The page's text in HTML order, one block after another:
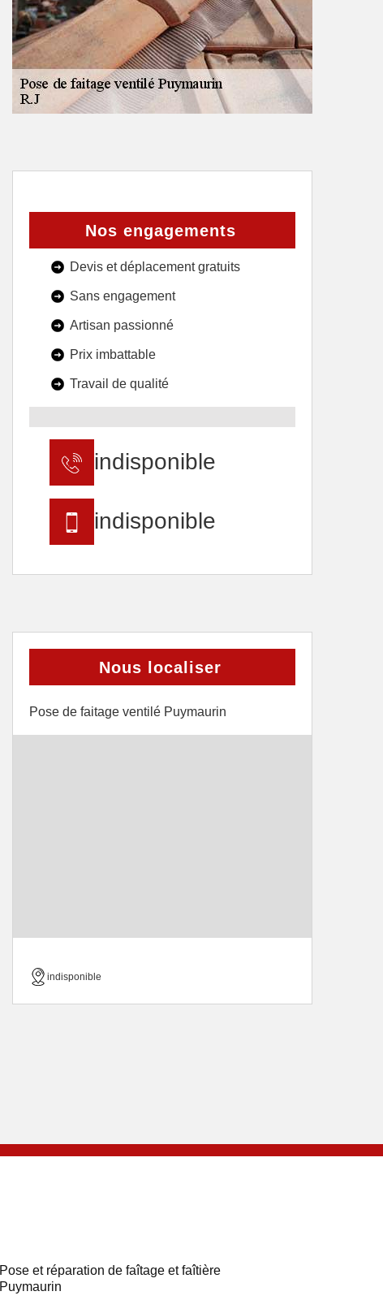
Nos engagements
Devis et déplacement gratuits
Sans engagement
Artisan passionné
Prix imbattable
Travail de qualité
indisponible
indisponible
Nous localiser
Pose de faitage ventilé Puymaurin
indisponible
Pose et réparation de faîtage et faîtière
Puymaurin